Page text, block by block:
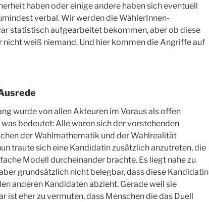
haben oder einige andere haben sich eventuell
verbal. Wir werden die WählerInnen-
statistisch aufgearbeitet bekommen, aber ob diese
weiß niemand. Und hier kommen die Angriffe auf
wurde von allen Akteuren im Voraus als offen
bedeutet: Alle waren sich der vorstehenden
der Wahlmathematik und der Wahlrealität
traute sich eine Kandidatin zusätzlich anzutreten, die
Modell durcheinander brachte. Es liegt nahe zu
grundsätzlich nicht belegbar, dass diese Kandidatin
anderen Kandidaten abzieht. Gerade weil sie
ist eher zu vermuten, dass Menschen die das Duell